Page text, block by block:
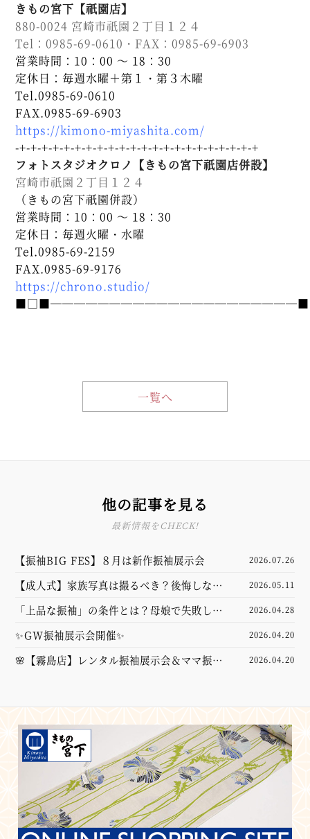
きもの宮下【祇園店】
880-0024 宮崎市祇園２丁目１２４
Tel：0985-69-0610・FAX：0985-69-6903
営業時間：10：00 ～ 18：30
定休日：毎週水曜＋第１・第３木曜
Tel.0985-69-0610
FAX.0985-69-6903
https://kimono-miyashita.com/
-+-+-+-+-+-+-+-+-+-+-+-+-+-+-+-+-+-+-+-+-+-+
フォトスタジオクロノ【きもの宮下祇園店併設】
宮崎市祇園２丁目１２４
（きもの宮下祇園併設）
営業時間：10：00 ～ 18：30
定休日：毎週火曜・水曜
Tel.0985-69-2159
FAX.0985-69-9176
https://chrono.studio/
一覧へ
他の記事を見る
最新情報をCHECK!
【振袖BIG FES】８月は新作振袖展示会 2026.07.26
【成人式】家族写真は撮るべき？後悔しない
ための前撮り準備・服装・費用相場をプロが
徹底解説！
2026.05.11
「上品な振袖」の条件とは？母娘で失敗しな
い選び方とコーディネートのポイント
2026.04.28
✨GW振袖展示会開催✨ 2026.04.20
🌸【霧島店】レンタル振袖展示会＆ママ振袖
2026.04.20